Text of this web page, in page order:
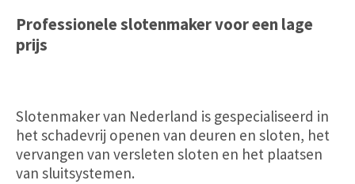
Professionele slotenmaker voor een lage
prijs
Slotenmaker van Nederland is gespecialiseerd in
het schadevrij openen van deuren en sloten, het
vervangen van versleten sloten en het plaatsen
van sluitsystemen.